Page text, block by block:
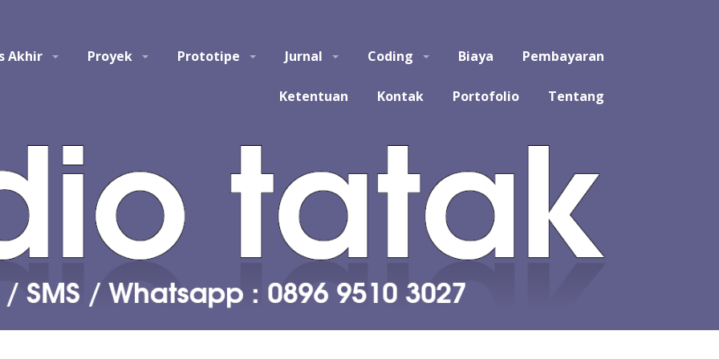
kursus, les privat dalam pembuatan tugas akhir dan skripsi. Jasa koding program untuk tugas kuliah, kerja praktek, tugas
Akhir Proyek Prototipe Jurnal Coding Biaya Pembayaran
Ketentuan Kontak Portofolio Tentang